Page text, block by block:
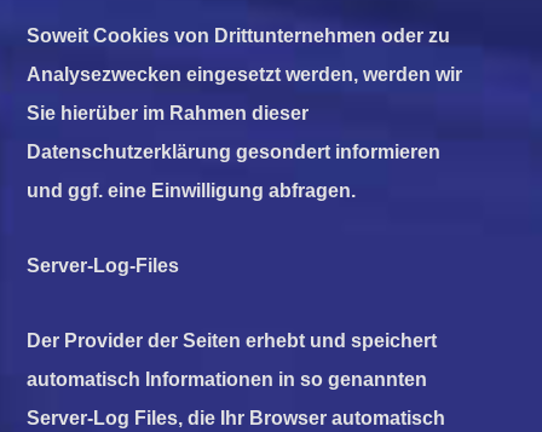
Soweit Cookies von Drittunternehmen oder zu
Analysezwecken eingesetzt werden, werden wir
Sie hierüber im Rahmen dieser
Datenschutzerklärung gesondert informieren
und ggf. eine Einwilligung abfragen.
Server-Log-Files
Der Provider der Seiten erhebt und speichert
automatisch Informationen in so genannten
Server-Log Files, die Ihr Browser automatisch